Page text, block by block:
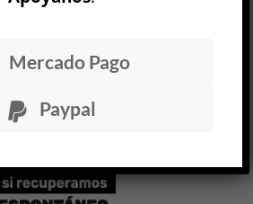
Otro...
Mercado Pago
Paypal